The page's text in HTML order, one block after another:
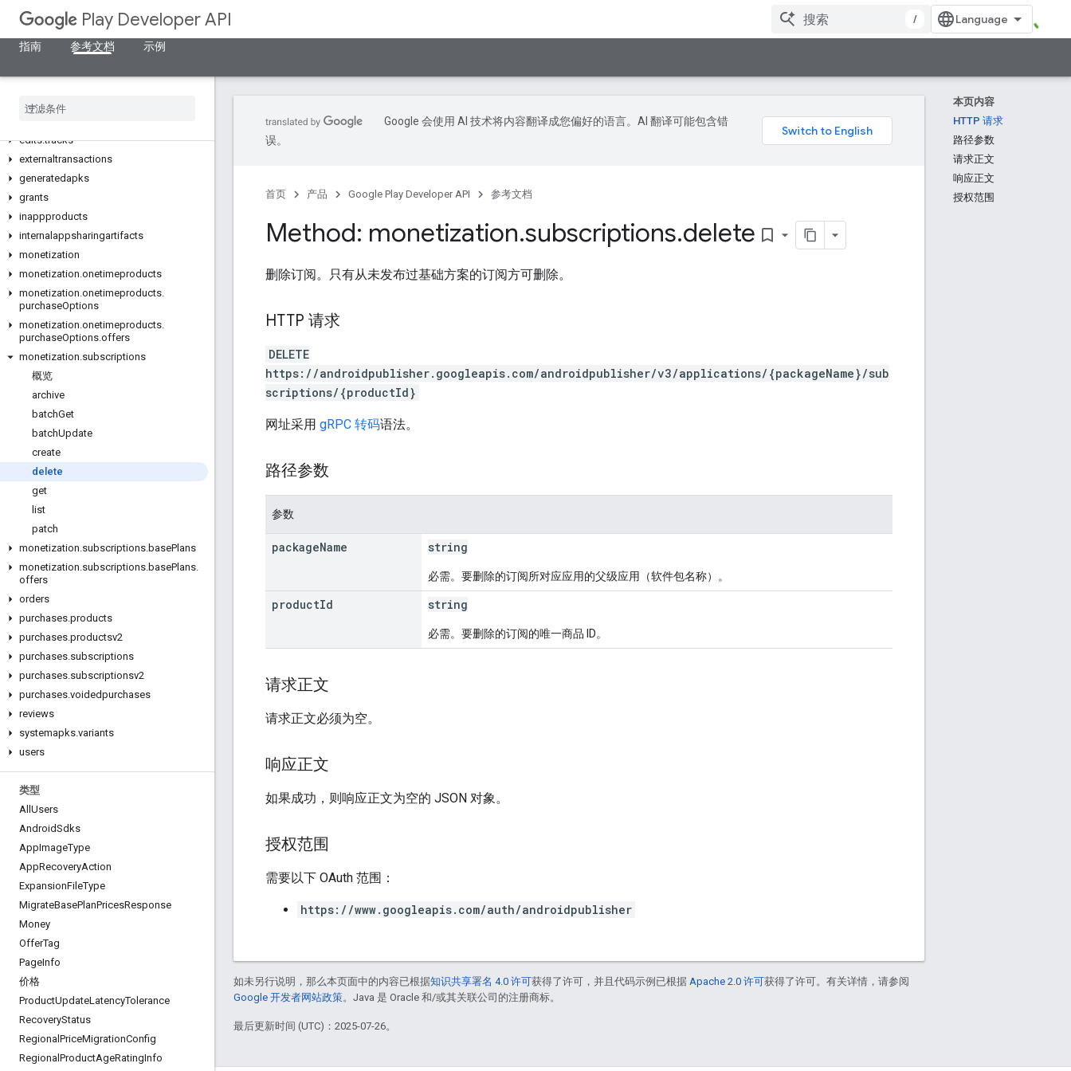
Play Developer API
/
指南
参考文档 示例
edits.deobfuscationfiles
edits.details
edits. listings
edits.tracks
externaltransactions
generatedapks
grants
inappproducts
internalappsharingartifacts
monetization
monetization.onetimeproducts
monetization.onetimeproducts.
purchaseOptions
monetization.onetimeproducts.
purchaseOptions.offers
monetization.subscriptions
概览
archive
batchGet
batchUpdate
create
delete
get
list
patch
monetization.subscriptions.basePlans
monetization.subscriptions.basePlans.
offers
orders
purchases.products
purchases.productsv2
purchases.subscriptions
purchases.subscriptionsv2
purchases.voidedpurchases
reviews
systemapks.variants
users
类型
All Users
AndroidSdks
AppImageType
AppRecoveryAction
ExpansionFileType
MigrateBasePlanPricesResponse
Money
OfferTag
PageInfo
价格
ProductUpdateLatencyTolerance
RecoveryStatus
Regional PriceMigrationConfig
Regional ProductAgeRatingInfo
本页内容
HTTP 请求
路径参数
请求正文
响应正文
授权范围
Google 会使用 AI 技术将内容翻译成您偏好的语言。AI 翻译可能包含错
误。
首页 产品 Google Play Developer API 参考文档
Method: monetization.subscriptions.delete bookmark_border
删除订阅。只有从未发布过基础方案的订阅方可删除。
HTTP 请求
DELETE
https://androidpublisher.googleapis.com/androidpublisher/v3/applications/{packageName}/sub
scriptions/{productId}
网址采用 gRPC 转码语法。
路径参数
参数
packageName string
必需。要删除的订阅所对应应用的父级应用（软件包名称）。
productId string
必需。要删除的订阅的唯一商品 ID。
请求正文
请求正文必须为空。
响应正文
如果成功，则响应正文为空的 JSON 对象。
授权范围
需要以下 OAuth 范围：
https://www.googleapis.com/auth/androidpublisher
如未另行说明，那么本页面中的内容已根据知识共享署名 4.0 许可获得了许可，并且代码示例已根据 Apache 2.0 许可获得了许可。有关详情，请参阅
Google 开发者网站政策。Java 是 Oracle 和/或其关联公司的注册商标。
最后更新时间 (UTC)：2025-07-26。